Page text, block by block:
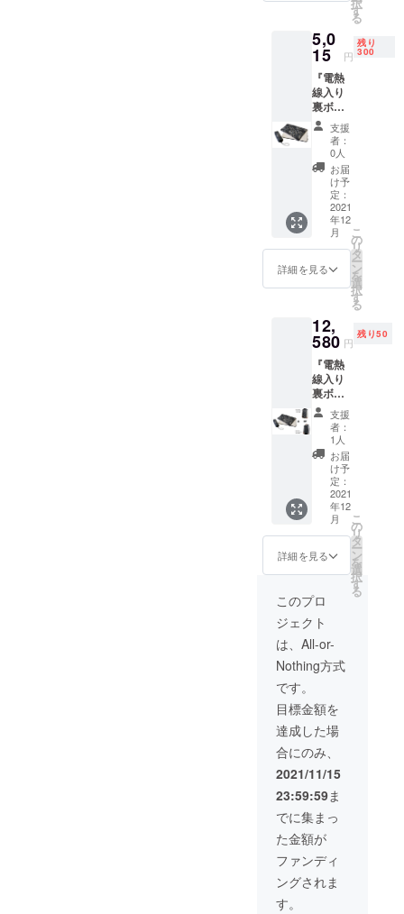
全国送
料無料
で配送
致しま
す。 カ
ラータ
イプは9
色ご用
意致し
まし
た。 ①
銀朱
（ピン
ク） ②
橙（オ
レン
ジ） ③
④濃藍
（ネイ
ビー）
⑤小豆
（オー
ルドラ
イラッ
ク） ⑥
蒲公英
（レモ
ン） ⑦
紅緋
（ス
カー
レッ
黒檀
（チョ
ト） ⑨
葡萄
（ボル
ドー）
上記お
色から
選択く
ださい
ませ。
【サイ
ズ】 高
さ：約
4cm×
幅：約
6cm×マ
チ：約
3cm
【材
質】 表
地：綿
は日本
ま口で
す。職
人によ
るオー
ルハン
ドメイ
ドのが
ま口と
なり、
乙女の
必需品
をたっ
ぷり収
納する
優れも
の。 化
粧用品
飴ちゃ
んなど
小物入
れにも
最適で
す。 ※
全国送
料無料
で配送
致しま
す。 カ
ラータ
イプは9
色ご用
意致し
まし
た。 ①
ク） ②
レン
ジ） ③
金色
（イエ
④濃藍
（ネイ
ビー）
⑤小豆
（オー
ルドラ
ク） ⑥
蒲公英
（レモ
ン） ⑦
紅緋
（ス
カー
す
る
5,0
15 円
残り
300
『電熱
線入り
裏ボア
ブラン
ケッ
ト』 一
般販売
予定価
格：
5,900円
（税
込）の
15%OF
F ※全国
送料無
料で配
ます。
支援
者：
0人
お届
け予
定：
2021
年12
月
詳細を見る
こ
の
リ
タ
ー
ン
を
選
択
す
る
12,
580 円
残り50
『電熱
線入り
裏ボア
ブラン
ケッ
ト』＋
『電熱
線入り
ヒー
ターベ
スト』
ブラン
ケッ
ト
5,900円
の
15％OF
F→5,01
5円
＋ ヒー
ターベ
スト
15％OF
F→7,56
5円 ※ハ
イネッ
クタイ
プ（カ
モフラ
の
み）、
イン
ナーベ
ストタ
イプ
支援
者：
1人
お届
け予
定：
2021
年12
月
詳細を見る
こ
の
リ
タ
ー
ン
を
選
択
す
る
このプロ
ジェクト
は、All-or-
Nothing方式
です。
目標金額を
達成した場
合にのみ、
2021/11/15
23:59:59ま
でに集まっ
た金額が
ファンディ
ングされま
す。